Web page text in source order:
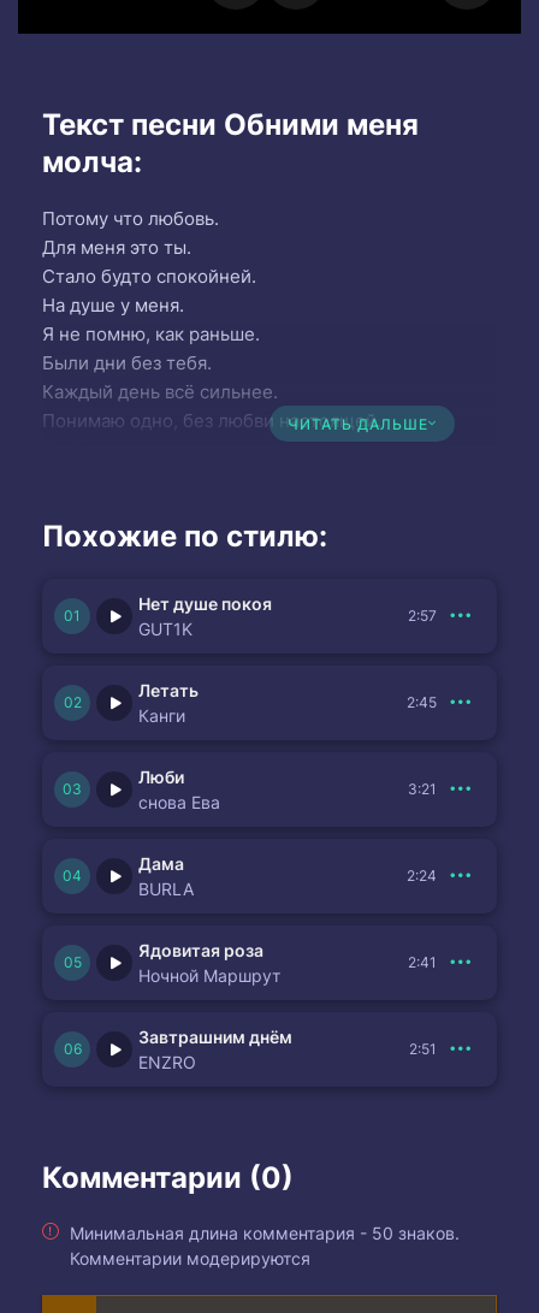
Текст песни Обними меня
молча:
Потому что любовь.
Для меня это ты.
Стало будто спокойней.
На душе у меня.
Я не помню, как раньше.
Были дни без тебя.
Каждый день всё сильнее.
Понимаю одно, без любви настоящей.
ЧИТАТЬ ДАЛЬШЕ
Похожие по стилю:
Нет душе покоя
GUT1K
2:57
Летать
Канги
2:45
Люби
снова Ева
3:21
Дама
BURLA
2:24
Ядовитая роза
Ночной Маршрут
2:41
Завтрашним днём
ENZRO
2:51
Комментарии (0)
Минимальная длина комментария - 50 знаков.
Комментарии модерируются